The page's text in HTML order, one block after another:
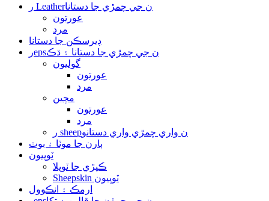
ر Leatherن جي چمڙي جا دستانا
عورتون
مرد
ڊيرسڪن جا دستانا
رepsن جي چمڙي جا دستانا ۽ ڌڪ
گوليون
عورتون
مرد
مچين
عورتون
مرد
ر sheepن واري چمڙي واري دستانو
ٻارن جا موٽا ۽ بوٽ
ٽوپيون
ڪپڙي جا ٽوپلا
Sheepskin ٽوپيون
ارمڪ ۽ انڪوول